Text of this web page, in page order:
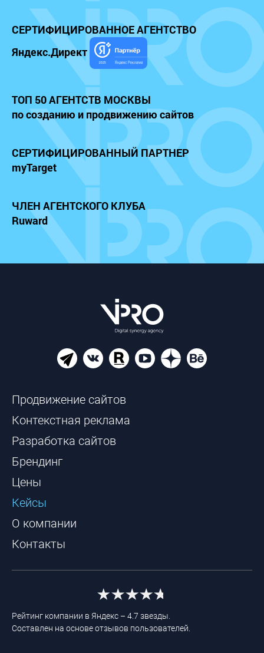
СЕРТИФИЦИРОВАННОЕАГЕНТСТВО
Яндекс.Директ
ТОП 50 АГЕНТСТВ МОСКВЫ
по созданию и продвижению сайтов
СЕРТИФИЦИРОВАННЫЙ ПАРТНЕР
myTarget
ЧЛЕН АГЕНТСКОГО КЛУБА
Ruward
Продвижение сайтов
Контекстная реклама
Разработка сайтов
Брендинг
Цены
Кейсы
О компании
Контакты
Рейтинг компании в Яндекс – 4.7 звезды.
Составлен на основе отзывов пользователей.